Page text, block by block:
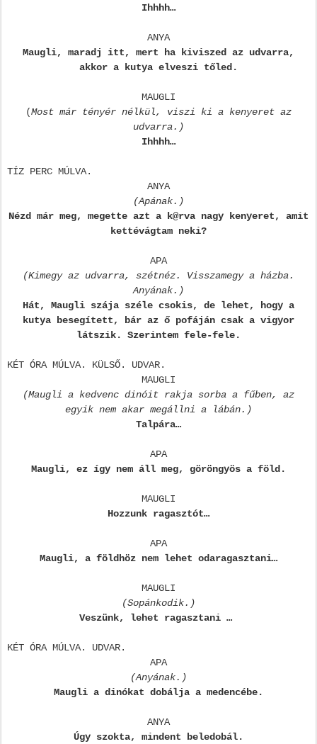
Ihhhh…
ANYA
Maugli, maradj itt, mert ha kiviszed az udvarra,
akkor a kutya elveszi tőled.
MAUGLI
(Most már tényér nélkül, viszi ki a kenyeret az
udvarra.)
Ihhhh…
TÍZ PERC MÚLVA.
ANYA
(Apának.)
Nézd már meg, megette azt a k@rva nagy kenyeret, amit
kettévágtam neki?
APA
(Kimegy az udvarra, szétnéz. Visszamegy a házba.
Anyának.)
Hát, Maugli szája széle csokis, de lehet, hogy a
kutya besegített, bár az ő pofáján csak a vigyor
látszik. Szerintem fele-fele.
KÉT ÓRA MÚLVA. KÜLSŐ. UDVAR.
MAUGLI
(Maugli a kedvenc dinóit rakja sorba a fűben, az
egyik nem akar megállni a lábán.)
Talpára…
APA
Maugli, ez így nem áll meg, göröngyös a föld.
MAUGLI
Hozzunk ragasztót…
APA
Maugli, a földhöz nem lehet odaragasztani…
MAUGLI
(Sopánkodik.)
Veszünk, lehet ragasztani …
KÉT ÓRA MÚLVA. UDVAR.
APA
(Anyának.)
Maugli a dinókat dobálja a medencébe.
ANYA
Úgy szokta, mindent beledobál.